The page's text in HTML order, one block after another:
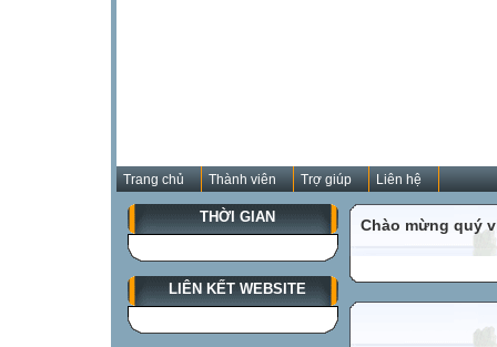
Trang chủ Thành viên Trợ giúp Liên hệ
THỜI GIAN
LIÊN KẾT WEBSITE
Chào mừng quý